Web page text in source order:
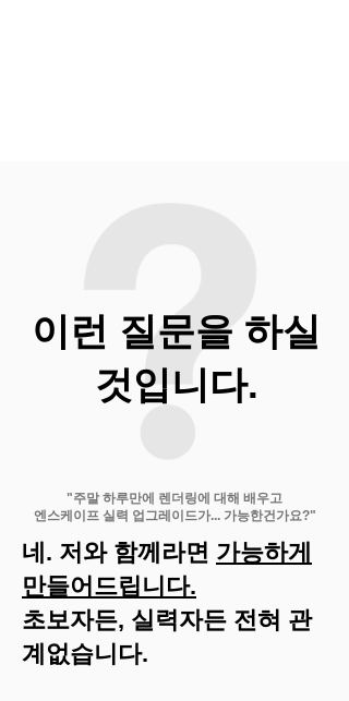
이런 질문을 하실
것입니다.
​"주말 하루만에 렌더링에 대해 배우고
엔스케이프 실력 업그레이드가... 가능한건가요?"
네. 저와 함께라면 가능하게
만들어드립니다.
​초보자든, 실력자든 전혀 관
계없습니다.